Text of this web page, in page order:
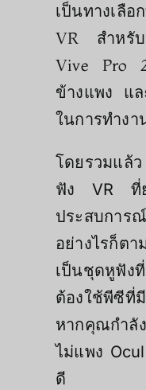
เป็นทางเลื
VR สำหรับ
Vive Pro
ข้างแพง แ
ในการทำงา
โดยรวมแล้
ฟัง VR ที่ย
ประสบการ
อย่างไรก็ต
เป็นชุดหูฟัง
ต้องใช้พีซีที่
หากคุณกำลั
ไม่แพง
ดี